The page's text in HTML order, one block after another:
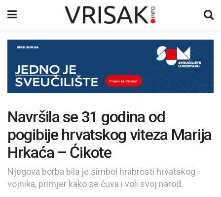
Navršila se 31 godina od
pogibije hrvatskog viteza Marija
Hrkaća – Ćikote
Njegova borba bila je simbol hrabrosti hrvatskog
vojnika, primjer kako se čuva i voli svoj narod.